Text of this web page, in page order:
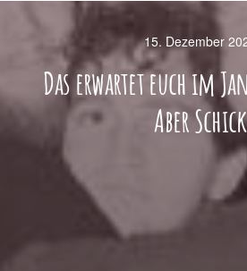
15. Dezember
Das erwartet euch im
Aber Schick